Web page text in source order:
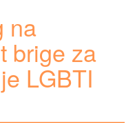
na
brige za
LGBTI